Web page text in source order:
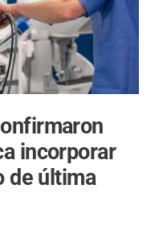
incorporar
de última